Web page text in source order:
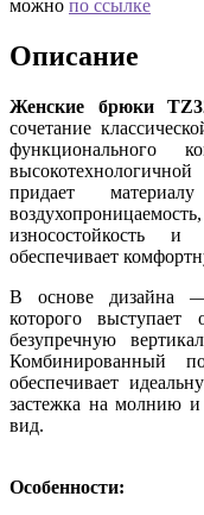
можно по ссылке
Описание
Женские брюки
сочетание
функционального
придает
износостойкость
обеспечивает
В основе дизайна
которого выступает
безупречную
Комбинированный
обеспечивает
застежка на молнию и
вид.
Особенности: